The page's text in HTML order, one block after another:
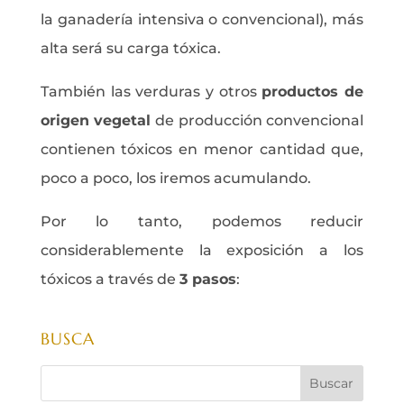
la ganadería intensiva o convencional), más
alta será su carga tóxica.
También las verduras y otros productos de
origen vegetal de producción convencional
contienen tóxicos en menor cantidad que,
poco a poco, los iremos acumulando.
Por lo tanto, podemos reducir
considerablemente la exposición a los
tóxicos a través de 3 pasos:
BUSCA